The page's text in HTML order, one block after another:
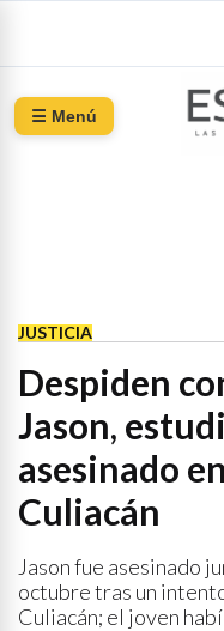
☰ Menú
JUSTICIA
Despiden
Jason,
asesinado
Culiacán
Jason fue asesinado
octubre tras un
Culiacán; el joven